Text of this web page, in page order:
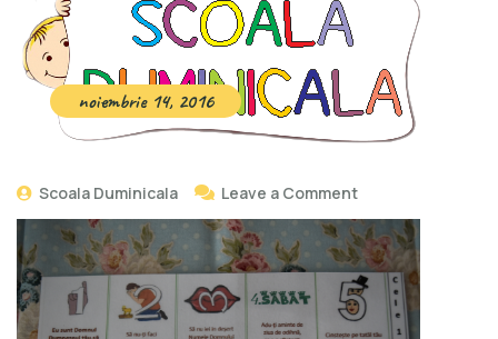
noiembrie 14, 2016
Scoala Duminicala Leave a Comment